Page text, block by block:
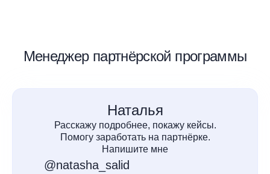
Менеджер партнёрской программы
Наталья
Расскажу подробнее, покажу кейсы.
Помогу заработать на партнёрке.
Напишите мне
@natasha_salid